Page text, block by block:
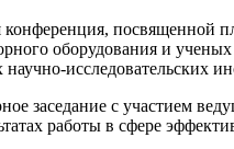
посвященной
оборудования и
исследовательских
заседание с участием
работы в сфере